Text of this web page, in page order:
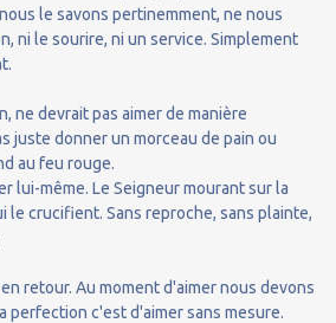
le savons pertinemment, ne nous
ni le sourire, ni un service. Simplement
ne devrait pas aimer de manière
juste donner un morceau de pain ou
au feu rouge.
lui-même. Le Seigneur mourant sur la
le crucifient. Sans reproche, sans plainte,
retour. Au moment d'aimer nous devons
perfection c'est d'aimer sans mesure.